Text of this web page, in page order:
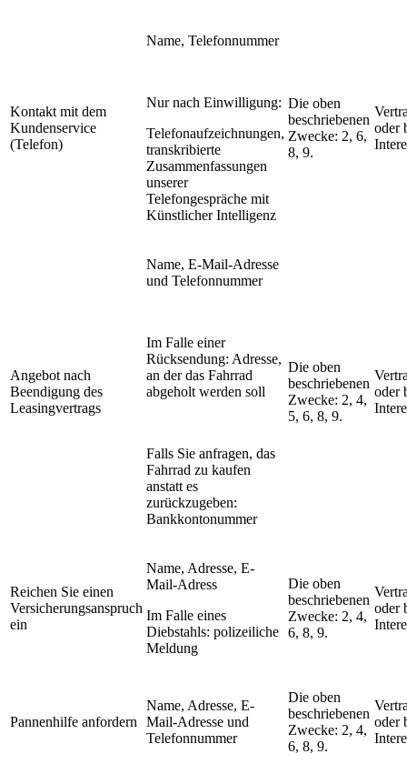
Kontakt mit dem
Kundenservice
(Telefon)
Name, Telefonnummer
Nur nach Einwilligung:
Telefonaufzeichnungen,
transkribierte
Zusammenfassungen
unserer
Telefongespräche mit
Künstlicher Intelligenz
Die oben
beschriebenen
Zwecke: 2, 6,
8, 9.
oder
Angebot nach
Beendigung des
Leasingvertrags
Name, E-Mail-Adresse
und Telefonnummer
Im Falle einer
Rücksendung: Adresse,
an der das Fahrrad
abgeholt werden soll
Falls Sie anfragen, das
Fahrrad zu kaufen
anstatt es
zurückzugeben:
Bankkontonummer
Die oben
beschriebenen
Zwecke: 2, 4,
5, 6, 8, 9.
oder
Reichen Sie einen
Versicherungsanspruch
ein
Name, Adresse, E-
Mail-Adress
Im Falle eines
Diebstahls: polizeiliche
Meldung
Die oben
beschriebenen
Zwecke: 2, 4,
6, 8, 9.
oder
Pannenhilfe anfordern
Name, Adresse, E-
Mail-Adresse und
Telefonnummer
Die oben
beschriebenen
Zwecke: 2, 4,
6, 8, 9.
oder